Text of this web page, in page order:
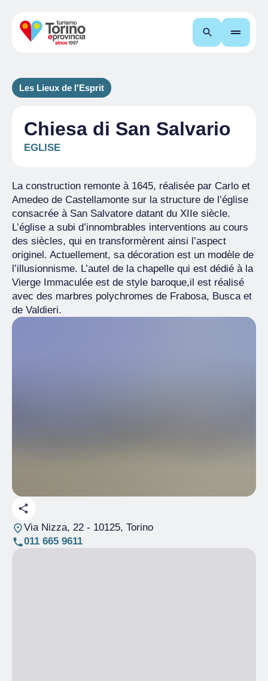
Recherche
Les Lieux de l'Esprit
Chiesa di San Salvario
EGLISE
La construction remonte à 1645, réalisée par Carlo et
Amedeo de Castellamonte sur la structure de l’église
consacrée à San Salvatore datant du XIIe siècle.
L’église a subi d’innombrables interventions au cours
des siècles, qui en transformèrent ainsi l’aspect
originel. Actuellement, sa décoration est un modèle de
l’illusionnisme. L’autel de la chapelle qui est dédié à la
Vierge Immaculée est de style baroque,il est réalisé
avec des marbres polychromes de Frabosa, Busca et
de Valdieri.
Via Nizza, 22- 10125, Torino
011 665 9611